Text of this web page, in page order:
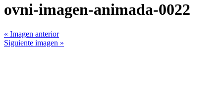
ovni-imagen-animada-0022
« Imagen anterior
Siguiente imagen »